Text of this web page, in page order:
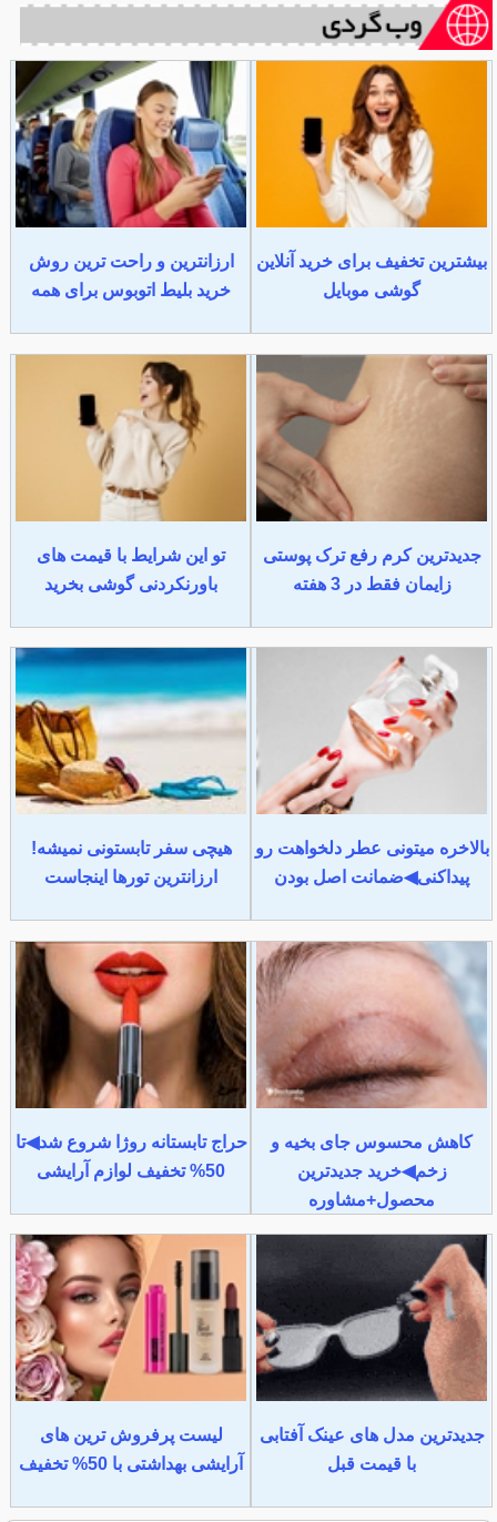
بیشترین تخفیف برای خرید آنلاین
گوشی موبایل
ارزانترین و راحت ترین روش
خرید بلیط اتوبوس برای همه
جدیدترین کرم رفع ترک پوستی
زایمان فقط در 3 هفته
تو این شرایط با قیمت های
باورنکردنی گوشی بخرید
بالاخره میتونی عطر دلخواهت رو
پیداکنی◀ضمانت اصل بودن
هیچی سفر تابستونی نمیشه!
ارزانترین تورها اینجاست
کاهش محسوس جای بخیه و
زخم◀خرید جدیدترین
محصول+مشاوره
حراج تابستانه روژا شروع شد◀تا
50% تخفیف لوازم آرایشی
جدیدترین مدل های عینک آفتابی
با قیمت قبل
لیست پرفروش ترین های
آرایشی بهداشتی با 50% تخفیف